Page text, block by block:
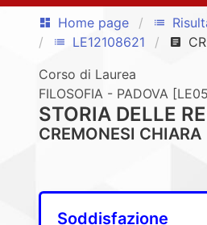
dashboard Home page list
list LE12108621 article
Corso di Laurea
FILOSOFIA - PADOVA
STORIA DELLE
CREMONESI CHIARA
Soddisfazione